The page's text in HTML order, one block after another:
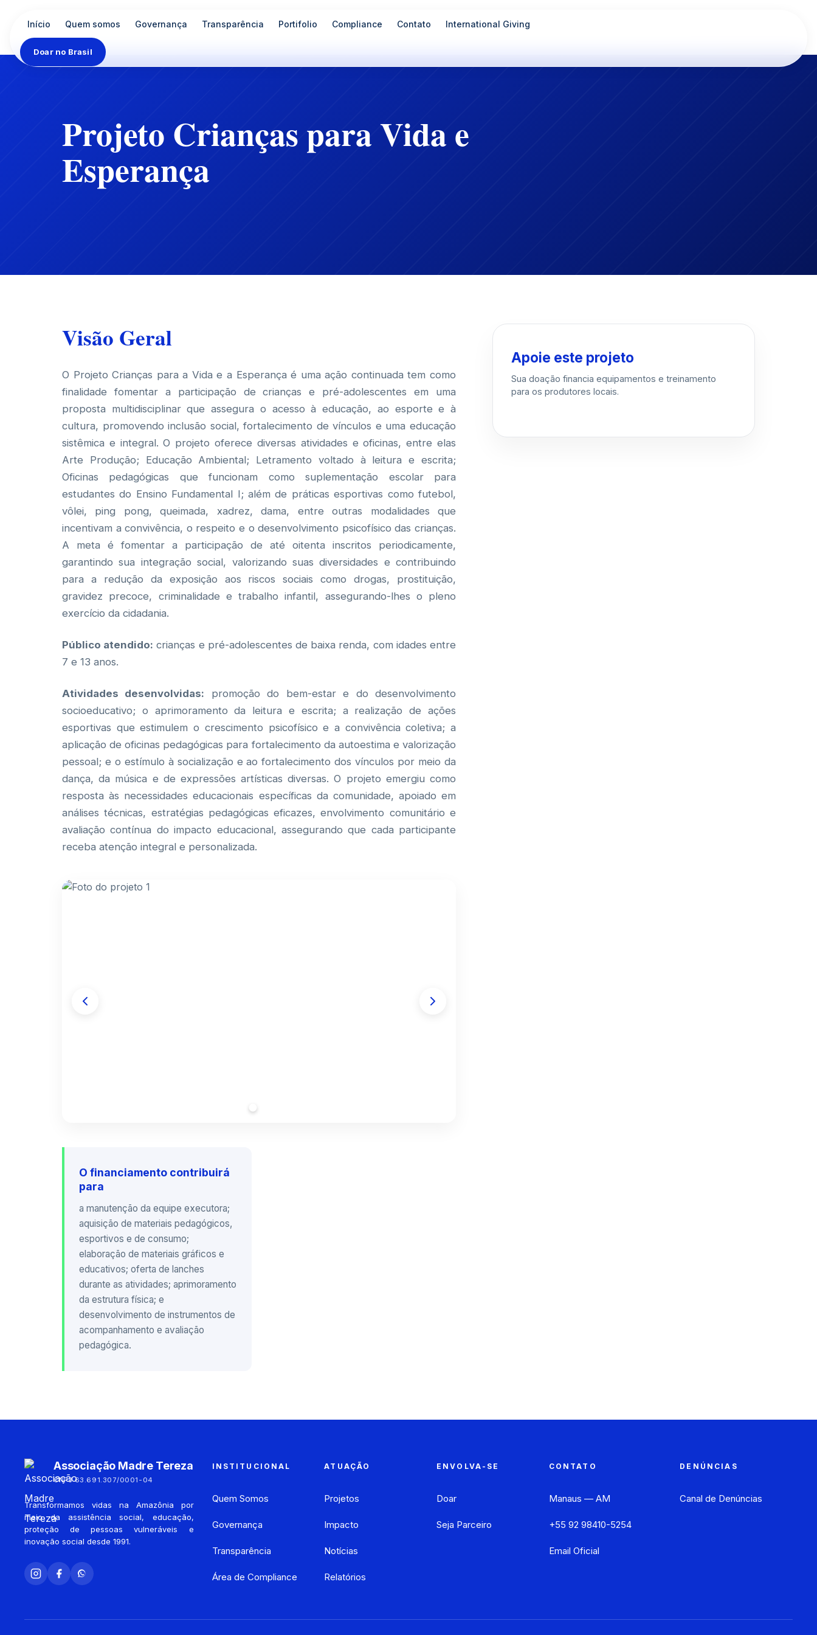
Início Quem somos Governança Transparência Portifolio Compliance Contato International Giving
Doar no Brasil
Projeto Crianças para Vida e
Esperança
Visão Geral
O Projeto Crianças para a Vida e a Esperança é uma ação continuada tem como
finalidade fomentar a participação de crianças e pré-adolescentes em uma
proposta multidisciplinar que assegura o acesso à educação, ao esporte e à
cultura, promovendo inclusão social, fortalecimento de vínculos e uma educação
sistêmica e integral. O projeto oferece diversas atividades e oficinas, entre elas
Arte Produção; Educação Ambiental; Letramento voltado à leitura e escrita;
Oficinas pedagógicas que funcionam como suplementação escolar para
estudantes do Ensino Fundamental I; além de práticas esportivas como futebol,
vôlei, ping pong, queimada, xadrez, dama, entre outras modalidades que
incentivam a convivência, o respeito e o desenvolvimento psicofísico das crianças.
A meta é fomentar a participação de até oitenta inscritos periodicamente,
garantindo sua integração social, valorizando suas diversidades e contribuindo
para a redução da exposição aos riscos sociais como drogas, prostituição,
gravidez precoce, criminalidade e trabalho infantil, assegurando-lhes o pleno
exercício da cidadania.
Público atendido: crianças e pré-adolescentes de baixa renda, com idades entre
7 e 13 anos.
Atividades desenvolvidas: promoção do bem-estar e do desenvolvimento
socioeducativo; o aprimoramento da leitura e escrita; a realização de ações
esportivas que estimulem o crescimento psicofísico e a convivência coletiva; a
aplicação de oficinas pedagógicas para fortalecimento da autoestima e valorização
pessoal; e o estímulo à socialização e ao fortalecimento dos vínculos por meio da
dança, da música e de expressões artísticas diversas. O projeto emergiu como
resposta às necessidades educacionais específicas da comunidade, apoiado em
análises técnicas, estratégias pedagógicas eficazes, envolvimento comunitário e
avaliação contínua do impacto educacional, assegurando que cada participante
receba atenção integral e personalizada.
O financiamento contribuirá
para
a manutenção da equipe executora;
aquisição de materiais pedagógicos,
esportivos e de consumo;
elaboração de materiais gráficos e
educativos; oferta de lanches
durante as atividades; aprimoramento
da estrutura física; e
desenvolvimento de instrumentos de
acompanhamento e avaliação
pedagógica.
Apoie este projeto
Sua doação financia equipamentos e treinamento
para os produtores locais.
Associação Madre Tereza
CNPJ 63.691.307/0001-04
Transformamos vidas na Amazônia por
meio da assistência social, educação,
proteção de pessoas vulneráveis e
inovação social desde 1991.
INSTITUCIONAL
Quem Somos
Governança
Transparência
Área de Compliance
ATUAÇÃO
Projetos
Impacto
Notícias
Relatórios
ENVOLVA-SE
Doar
Seja Parceiro
CONTATO
Manaus — AM
+55 92 98410-5254
Email Oficial
DENÚNCIAS
Canal de Denúncias